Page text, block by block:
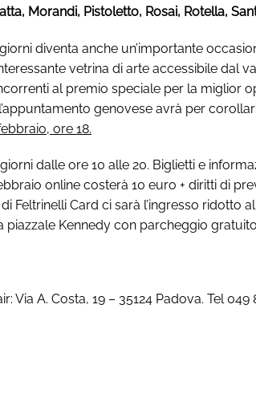
Morandi, Pistoletto, Rosai, Rotella,
diventa anche un’importante
vetrina di arte accessibile dal
al premio speciale per la miglior
genovese avrà per
ore 18.
dalle ore 10 alle 20. Biglietti e
online costerà 10 euro + diritti di
Feltrinelli Card ci sarà l’ingresso ridotto
piazzale Kennedy con parcheggio
Via A. Costa, 19 – 35124 Padova. Tel